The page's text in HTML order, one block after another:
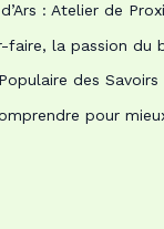
: Atelier de
faire, la passion du
des Savoirs
pour